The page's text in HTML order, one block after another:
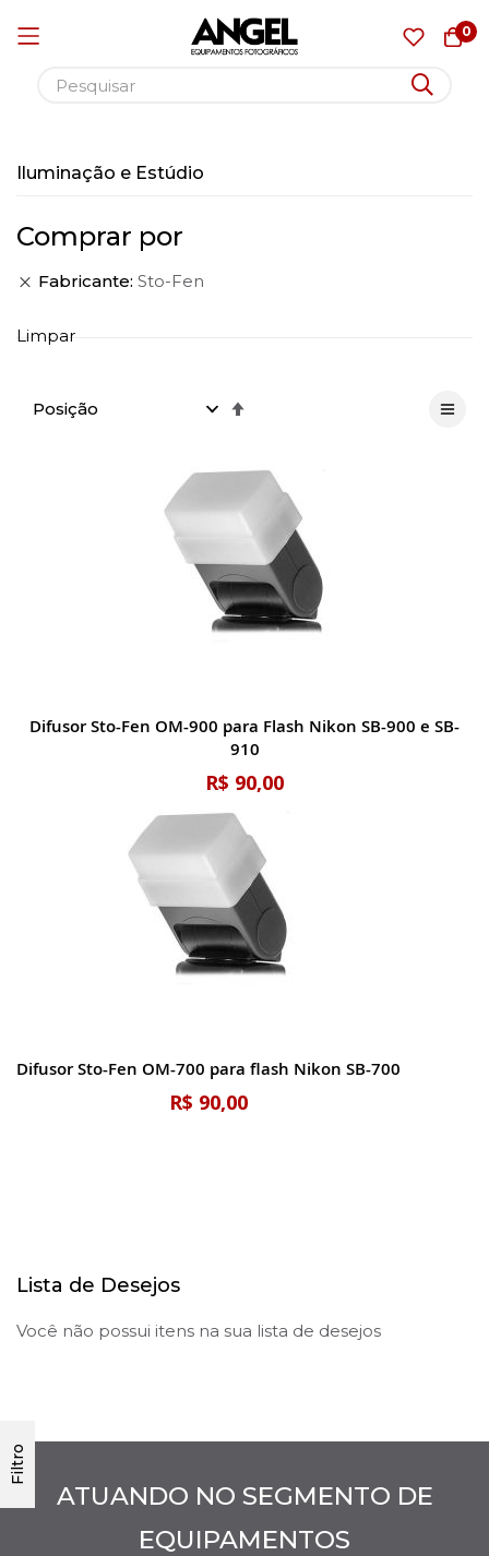
0
para
conteúdo
Iluminação e Estúdio
Difusor Sto-Fen OM-900 para Flash Nikon SB-900 e SB-
910
R$ 90,00
Difusor Sto-Fen OM-700 para flash Nikon SB-700
R$ 90,00
Filtro
Comprar por
Fabricante Sto-Fen
Limpar
Lista de Desejos
Você não possui itens na sua lista de desejos
ATUANDO NO SEGMENTO DE
EQUIPAMENTOS